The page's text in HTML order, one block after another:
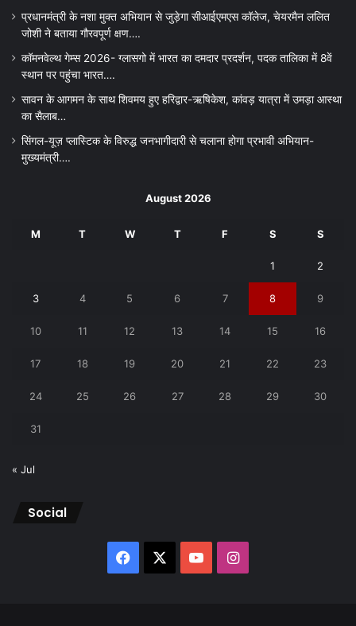
प्रधानमंत्री के नशा मुक्त अभियान से जुड़ेगा सीआईएमएस कॉलेज, चेयरमैन ललित
जोशी ने बताया गौरवपूर्ण क्षण….
कॉमनवेल्थ गेम्स 2026- ग्लासगो में भारत का दमदार प्रदर्शन, पदक तालिका में 8वें
स्थान पर पहुंचा भारत….
सावन के आगमन के साथ शिवमय हुए हरिद्वार-ऋषिकेश, कांवड़ यात्रा में उमड़ा आस्था
का सैलाब…
सिंगल-यूज़ प्लास्टिक के विरुद्ध जनभागीदारी से चलाना होगा प्रभावी अभियान-
मुख्यमंत्री….
August 2026
M T W T F S S
1 2
3 4 5 6 7 8 9
10 11 12 13 14 15 16
17 18 19 20 21 22 23
24 25 26 27 28 29 30
31
« Jul
Social
Facebook YouTubeInstagram